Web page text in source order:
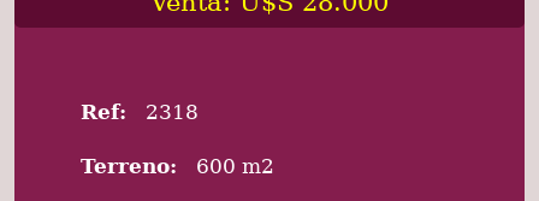
Ref: 2318
Terreno: 600 m2